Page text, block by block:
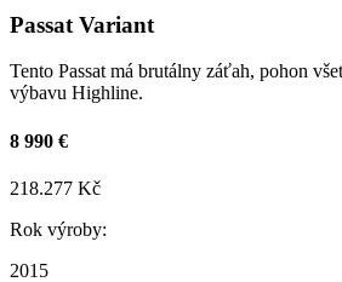
Passat Variant
Tento Passat má brutálny záťah, pohon
výbavu Highline.
8 990 €
218.277 Kč
Rok výroby:
2015